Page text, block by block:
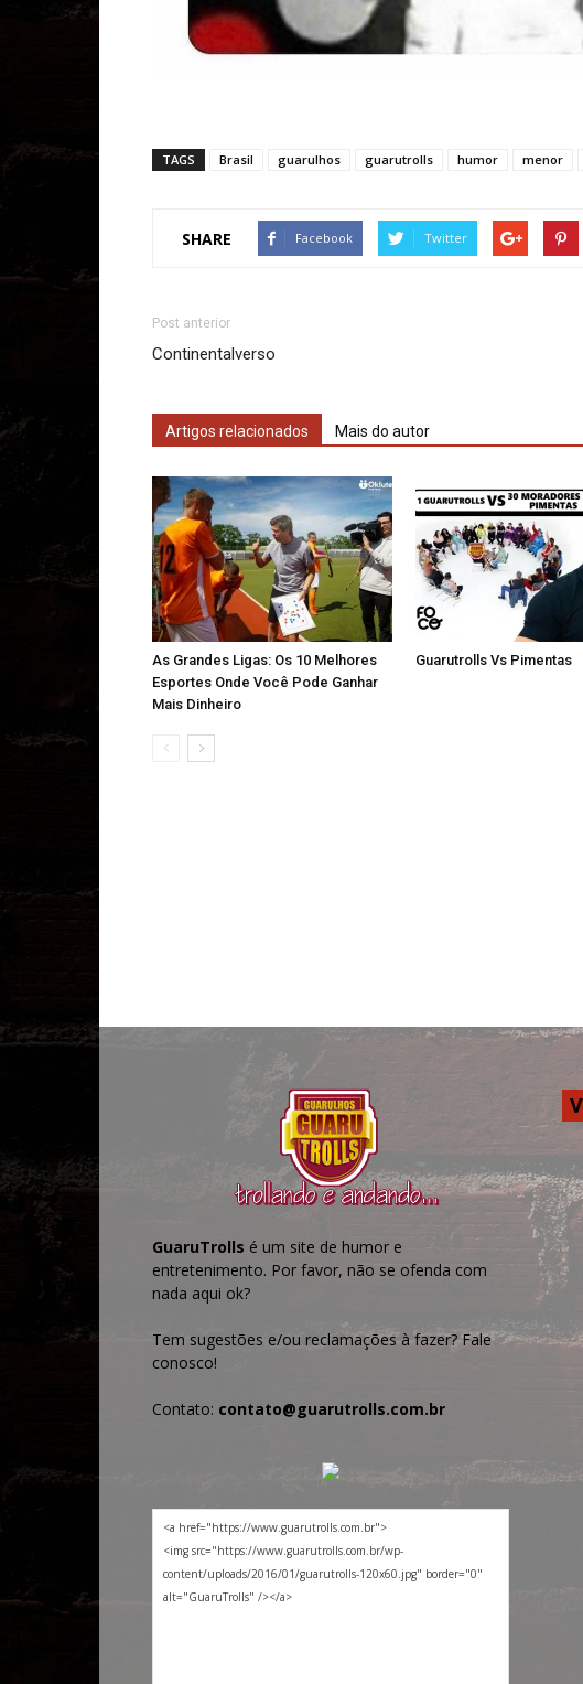
TAGS Brasil guarulhos guarutrolls humor menor
SHARE Facebook Twitter
Post anterior
Continentalverso
Artigos relacionados Mais do autor
As Grandes Ligas: Os 10 Melhores
Esportes Onde Você Pode Ganhar
Mais Dinheiro
Guarutrolls Vs Pimentas
GuaruTrolls é um site de humor e
entretenimento. Por favor, não se ofenda com
nada aqui ok?
Tem sugestões e/ou reclamações à fazer? Fale
conosco!
Contato: contato@guarutrolls.com.br